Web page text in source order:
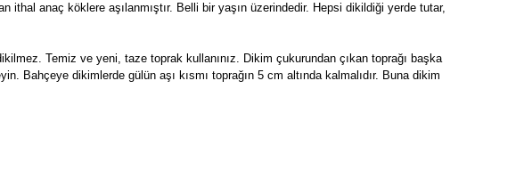
anaç köklere aşılanmıştır. Belli bir yaşın üzerindedir. Hepsi dikildiği yerde tutar,
Temiz ve yeni, taze toprak kullanınız. Dikim çukurundan çıkan toprağı başka
Bahçeye dikimlerde gülün aşı kısmı toprağın 5 cm altında kalmalıdır. Buna dikim